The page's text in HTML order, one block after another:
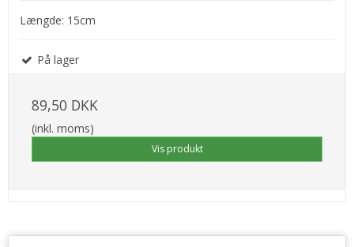
Længde: 15cm
På lager
89,50 DKK
(inkl. moms)
Vis produkt